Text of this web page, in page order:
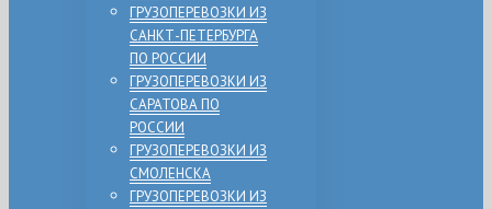
ГРУЗОПЕРЕВОЗКИ ИЗ
САНКТ-ПЕТЕРБУРГА
ПО РОССИИ
ГРУЗОПЕРЕВОЗКИ ИЗ
САРАТОВА ПО
РОССИИ
ГРУЗОПЕРЕВОЗКИ ИЗ
СМОЛЕНСКА
ГРУЗОПЕРЕВОЗКИ ИЗ